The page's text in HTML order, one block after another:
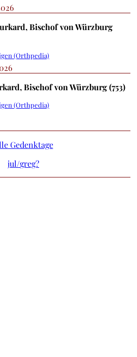
Bischof von Würzburg
(Orthpedia)
Bischof von Würzburg (753)
(Orthpedia)
Gedenktage
jul/greg?